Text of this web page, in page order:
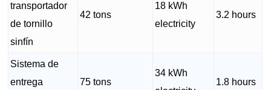
transportador
de tornillo
sinfín
42 tons
18 kWh
electricity
3.2 hours
Sistema de
entrega
75 tons
34 kWh
1.8 hours